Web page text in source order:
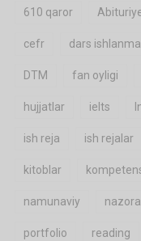
610 qaror
cefr dars ishlanma
DTM fan oyligi
hujjatlar ielts
ish reja ish rejalar
kitoblar
namunaviy
portfolio reading